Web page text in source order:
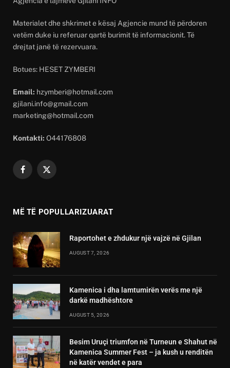
Materialet dhe shkrimet e kësaj Agjencie mund të përdoren
vetëm duke iu referuar qartë burimit të informacionit. Të
drejtat janë të rezervuara.
Botues: HESET ZYMBERI
Email: hzymberi@hotmail.com
gjilani.info@gmail.com
marketing@hotmail.com
Kontakti: O44176808
Facebook
X
MË TË POPULLARIZUARAT
Raportohet e zhdukur një vajzë në Gjilan
AUGUST 7, 2026
Kamenica i dha lamtumirën verës me një
darkë madhështore
AUGUST 5, 2026
Besim Uruçi triumfon në Turneun e Shahut në
Kamenica Summer Fest – ja kush u renditën
në katër vendet e para